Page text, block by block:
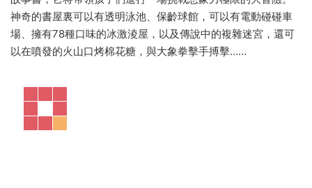
神奇的書屋裏可以有透明泳池、保齡球館，可以有電動碰碰車
場、擁有78種口味的冰激淩屋，以及傳說中的複雜迷宮，還可
以在噴發的火山口烤棉花糖，與大象拳擊手搏擊……